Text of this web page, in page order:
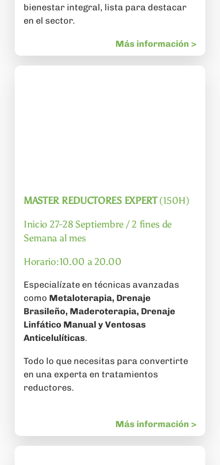
bienestar integral, lista para destacar
en el sector.
Más información >
MASTER REDUCTORES EXPERT(150H)
Inicio 27-28 Septiembre / 2 fines de
Semana al mes
Horario:10.00 a 20.00
Especialízate en técnicas avanzadas
como Metaloterapia, Drenaje
Brasileño, Maderoterapia, Drenaje
Linfático Manual y Ventosas
Anticelulíticas.
Todo lo que necesitas para convertirte
en una experta en tratamientos
reductores.
Más información >